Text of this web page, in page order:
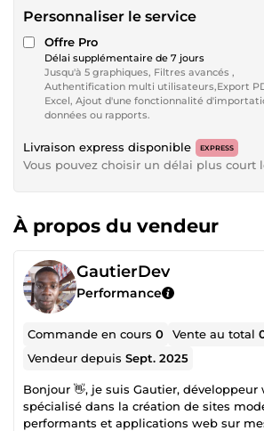
Personnaliser le service
Offre Pro
Délai supplémentaire de 7 jours
Jusqu'à 5 graphiques, Filtres avancés ,
Authentification multi utilisateurs,Export
Excel, Ajout d'une fonctionnalité
données ou rapports.
Livraison express disponible EXPRESS
Vous pouvez choisir un délai plus court
À propos du vendeur
GautierDev
Performance
Commande en cours0 Vente au total
Vendeur depuisSept. 2025
Bonjour 👋, je suis Gautier, développeur
spécialisé dans la création de sites
performants et applications web sur